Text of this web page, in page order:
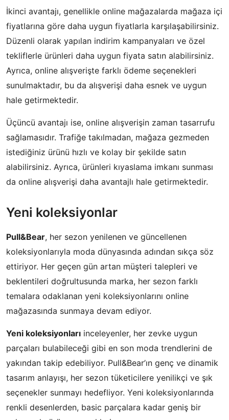
İkinci avantajı, genellikle online mağazalarda mağaza içi
fiyatlarına göre daha uygun fiyatlarla karşılaşabilirsiniz.
Düzenli olarak yapılan indirim kampanyaları ve özel
tekliflerle ürünleri daha uygun fiyata satın alabilirsiniz.
Ayrıca, online alışverişte farklı ödeme seçenekleri
sunulmaktadır, bu da alışverişi daha esnek ve uygun
hale getirmektedir.
Üçüncü avantajı ise, online alışverişin zaman tasarrufu
sağlamasıdır. Trafiğe takılmadan, mağaza gezmeden
istediğiniz ürünü hızlı ve kolay bir şekilde satın
alabilirsiniz. Ayrıca, ürünleri kıyaslama imkanı sunması
da online alışverişi daha avantajlı hale getirmektedir.
Yeni koleksiyonlar
Pull&Bear, her sezon yenilenen ve güncellenen
koleksiyonlarıyla moda dünyasında adından sıkça söz
ettiriyor. Her geçen gün artan müşteri talepleri ve
beklentileri doğrultusunda marka, her sezon farklı
temalara odaklanan yeni koleksiyonlarını online
mağazasında sunmaya devam ediyor.
Yeni koleksiyonları inceleyenler, her zevke uygun
parçaları bulabileceği gibi en son moda trendlerini de
yakından takip edebiliyor. Pull&Bear’ın genç ve dinamik
tasarım anlayışı, her sezon tüketicilere yenilikçi ve şık
seçenekler sunmayı hedefliyor. Yeni koleksiyonlarında
renkli desenlerden, basic parçalara kadar geniş bir